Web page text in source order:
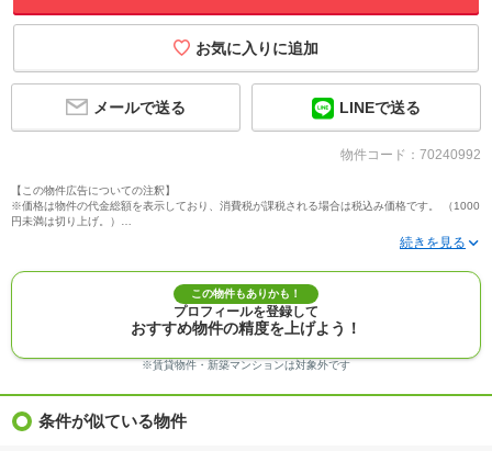
メールで送る LINEで送る
物件コード：70240992
【この物件広告についての注釈】
※価格は物件の代金総額を表示しており、消費税が課税される場合は税込み価格です。 （1000
円未満は切り上げ。）
※写真に写っている、またはパース（絵）や間取り図に描かれている家具や車などは、特にコ
※建築条件付き土地価格には、建物価格は含まれません。
※物件情報は、原則として情報提供日の２日前に最終確認した情報です。
※完成予想図はいずれも外構、植栽、外観等実際のものとは多少異なることがあります。
※モデルルーム・モデルハウス・展示場・ショールームの画像の場合、今回販売の物件と異な
※ＣＧ合成の画像の場合、実際とは多少異なる場合があります。
※物件特徴：販売戸数が複数の物件は、全ての住戸に該当しない項目もあります。
※価格更新：物件価格が変更された日から１週間表示されます。
この物件もありかも！
プロフィールを登録して
おすすめ物件の精度を上げよう！
※賃貸物件・新築マンションは対象外です
条件が似ている物件